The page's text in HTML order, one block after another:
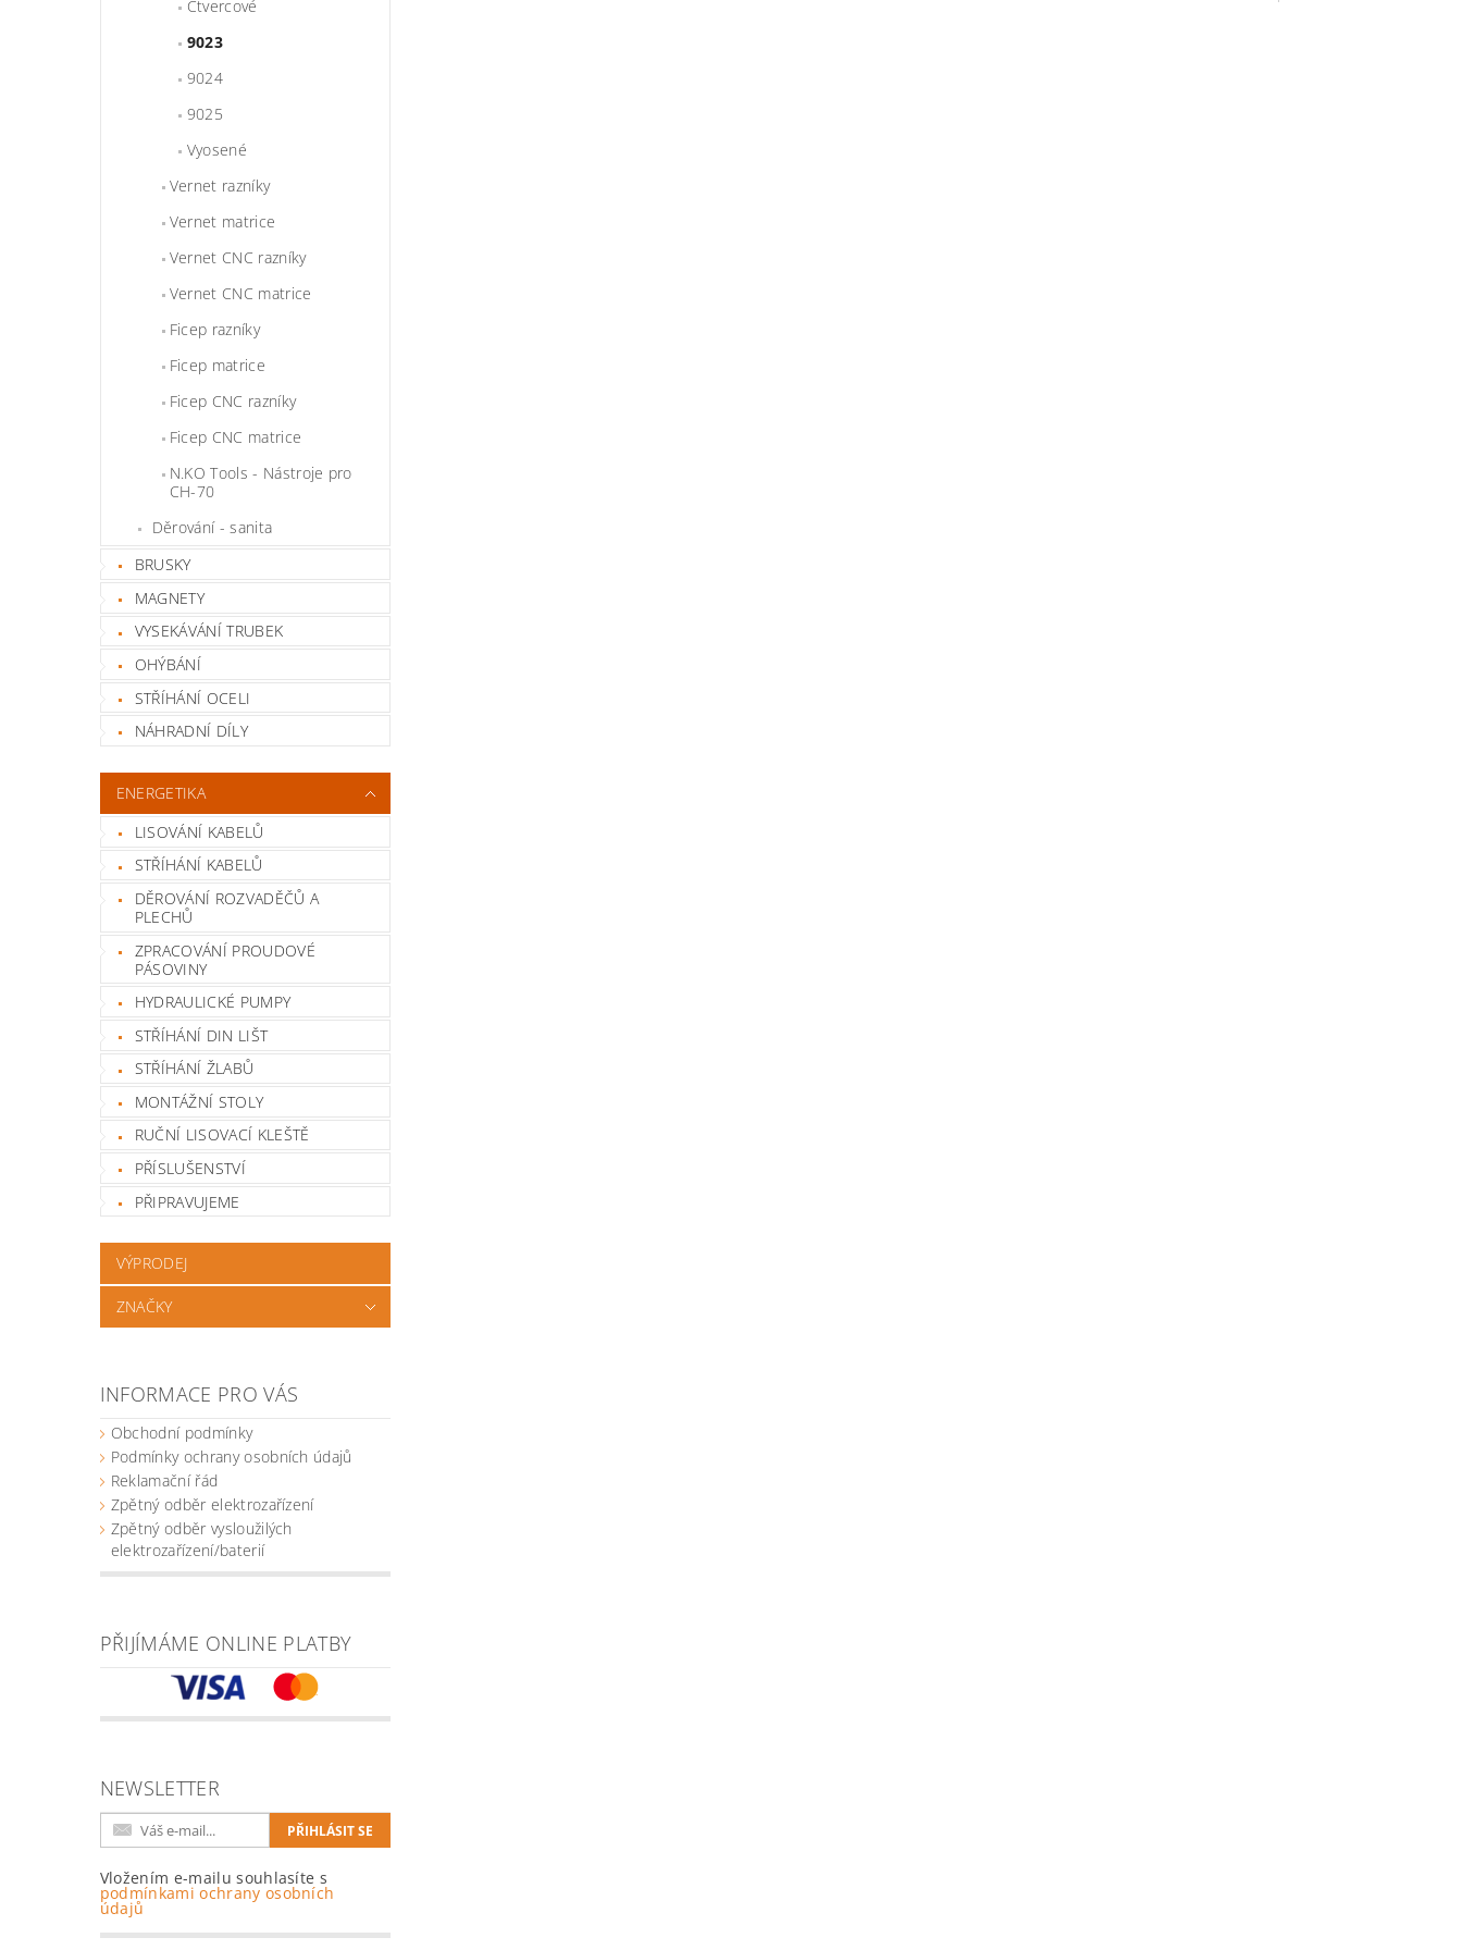
Čtvercové
9023
9024
9025
Vyosené
Vernet razníky
Vernet matrice
Vernet CNC razníky
Vernet CNC matrice
Ficep razníky
Ficep matrice
Ficep CNC razníky
Ficep CNC matrice
N.KO Tools - Nástroje pro
CH-70
Děrování - sanita
BRUSKY
MAGNETY
VYSEKÁVÁNÍ TRUBEK
OHÝBÁNÍ
STŘÍHÁNÍ OCELI
NÁHRADNÍ DÍLY
ENERGETIKA
LISOVÁNÍ KABELŮ
STŘÍHÁNÍ KABELŮ
DĚROVÁNÍ ROZVADĚČŮ A
PLECHŮ
ZPRACOVÁNÍ PROUDOVÉ
PÁSOVINY
HYDRAULICKÉ PUMPY
STŘÍHÁNÍ DIN LIŠT
STŘÍHÁNÍ ŽLABŮ
MONTÁŽNÍ STOLY
RUČNÍ LISOVACÍ KLEŠTĚ
PŘÍSLUŠENSTVÍ
PŘIPRAVUJEME
VÝPRODEJ
ZNAČKY
INFORMACE PRO VÁS
Obchodní podmínky
Podmínky ochrany osobních údajů
Reklamační řád
Zpětný odběr elektrozařízení
Zpětný odběr vysloužilých
elektrozařízení/baterií
PŘIJÍMÁME ONLINE PLATBY
NEWSLETTER
Vložením e-mailu souhlasíte s
podmínkami ochrany osobních
údajů